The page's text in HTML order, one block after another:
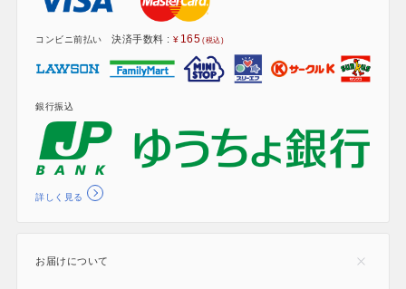
コンビニ前払い決済手数料 : 165
銀行振込
詳しく見る
お届けについて